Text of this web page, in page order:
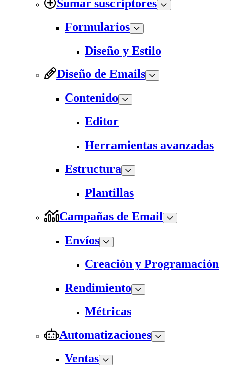
Sumar suscriptores
Formularios
Diseño y Estilo
Diseño de Emails
Contenido
Editor
Herramientas avanzadas
Estructura
Plantillas
Campañas de Email
Envíos
Creación y Programación
Rendimiento
Métricas
Automatizaciones
Ventas